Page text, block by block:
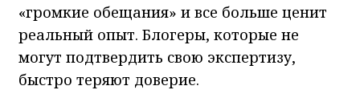
«громкие обещания» и все больше ценит
реальный опыт. Блогеры, которые не
могут подтвердить свою экспертизу,
быстро теряют доверие.